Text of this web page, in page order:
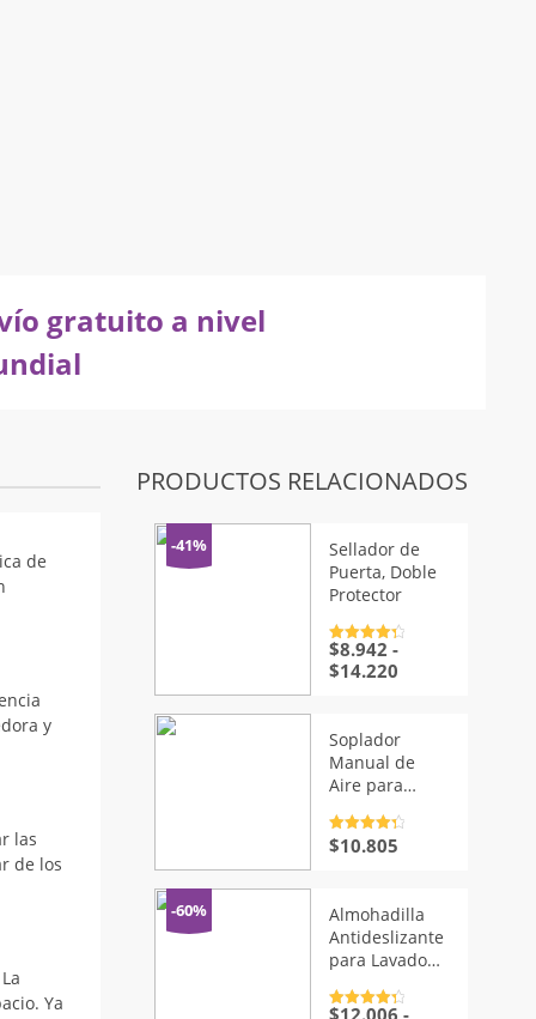
gratuito a nivel
de
y
las
de los
Ya
PRODUCTOS RELACIONADOS
-41%
Sellador de
Puerta, Doble
Protector
Valorado
con4.5de
5
$8.942 -
$14.220Rango
desde
$8.942
hasta
$14.220
Soplador
Manual de
Aire para
Valorado
con4.5de
$10.805
-60%
Almohadilla
Antideslizante
para Lavado
Valorado
$12.006 -